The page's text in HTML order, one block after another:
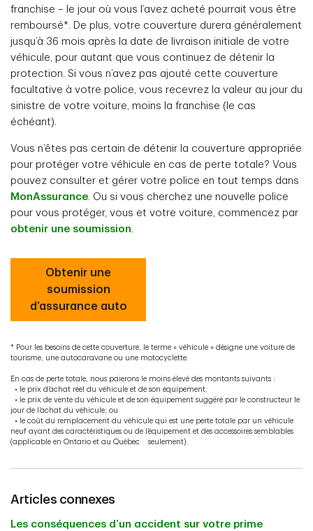
franchise – le jour où vous l’avez acheté pourrait vous être
remboursé*. De plus, votre couverture durera généralement
jusqu’à 36 mois après la date de livraison initiale de votre
véhicule, pour autant que vous continuez de détenir la
protection. Si vous n’avez pas ajouté cette couverture
facultative à votre police, vous recevrez la valeur au jour du
sinistre de votre voiture, moins la franchise (le cas
échéant).
Vous n’êtes pas certain de détenir la couverture appropriée
pour protéger votre véhicule en cas de perte totale? Vous
pouvez consulter et gérer votre police en tout temps dans
MonAssurance. Ou si vous cherchez une nouvelle police
pour vous protéger, vous et votre voiture, commencez par
obtenir une soumission.
Obtenir une
soumission
d’assurance auto
* Pour les besoins de cette couverture, le terme « véhicule » désigne une voiture de
tourisme, une autocaravane ou une motocyclette.
En cas de perte totale, nous paierons le moins élevé des montants suivants :
• le prix d’achat réel du véhicule et de son équipement;
• le prix de vente du véhicule et de son équipement suggéré par le constructeur le
jour de l’achat du véhicule; ou
• le coût du remplacement du véhicule qui est une perte totale par un véhicule
neuf ayant des caractéristiques ou de l’équipement et des accessoires semblables
(applicable en Ontario et au Québec seulement).
Articles connexes
Les conséquences d’un accident sur votre prime